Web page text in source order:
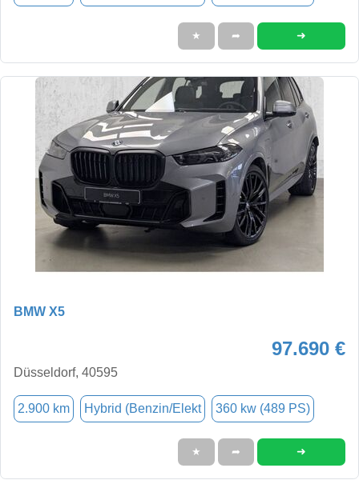
★ ➦ ➜
BMW X5
97.690 €
Düsseldorf, 40595
2.900 km Hybrid (Benzin/Elekt 360 kw (489 PS)
★ ➦ ➜